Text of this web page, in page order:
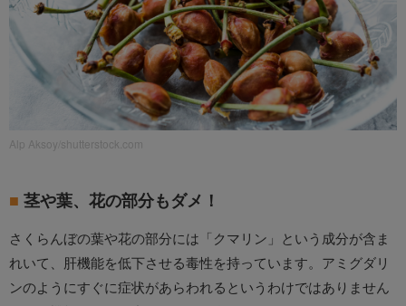
Alp Aksoy/shutterstock.com
茎や葉、花の部分もダメ！
さくらんぼの葉や花の部分には「クマリン」という成分が含ま
れいて、肝機能を低下させる毒性を持っています。アミグダリ
ンのようにすぐに症状があらわれるというわけではありません